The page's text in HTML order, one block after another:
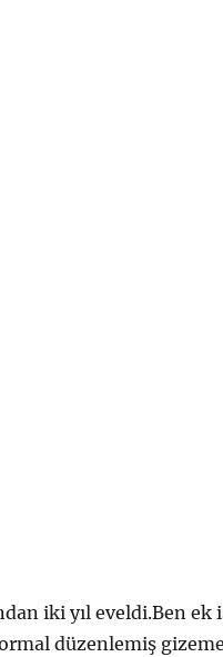
iki yıl eveldi.Ben ek
düzenlemiş gizeme